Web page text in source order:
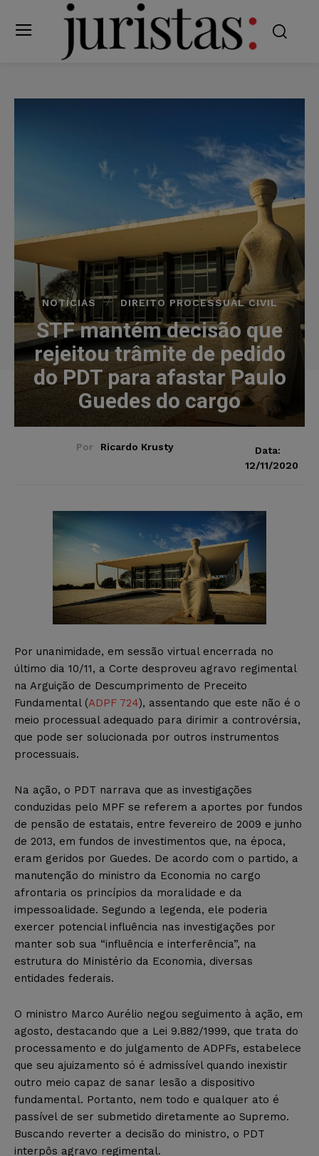
NOTÍCIAS DIREITO PROCESSUAL CIVIL
STF mantém decisão que
rejeitou trâmite de pedido
do PDT para afastar Paulo
Guedes do cargo
Por Ricardo Krusty
Data:
12/11/2020
Por unanimidade, em sessão virtual encerrada no
último dia 10/11, a Corte desproveu agravo regimental
na Arguição de Descumprimento de Preceito
Fundamental (ADPF 724), assentando que este não é o
meio processual adequado para dirimir a controvérsia,
que pode ser solucionada por outros instrumentos
processuais.
Na ação, o PDT narrava que as investigações
conduzidas pelo MPF se referem a aportes por fundos
de pensão de estatais, entre fevereiro de 2009 e junho
de 2013, em fundos de investimentos que, na época,
eram geridos por Guedes. De acordo com o partido, a
manutenção do ministro da Economia no cargo
afrontaria os princípios da moralidade e da
impessoalidade. Segundo a legenda, ele poderia
exercer potencial influência nas investigações por
manter sob sua “influência e interferência”, na
estrutura do Ministério da Economia, diversas
entidades federais.
O ministro Marco Aurélio negou seguimento à ação, em
agosto, destacando que a Lei 9.882/1999, que trata do
processamento e do julgamento de ADPFs, estabelece
que seu ajuizamento só é admissível quando inexistir
outro meio capaz de sanar lesão a dispositivo
fundamental. Portanto, nem todo e qualquer ato é
passível de ser submetido diretamente ao Supremo.
Buscando reverter a decisão do ministro, o PDT
interpôs agravo regimental.